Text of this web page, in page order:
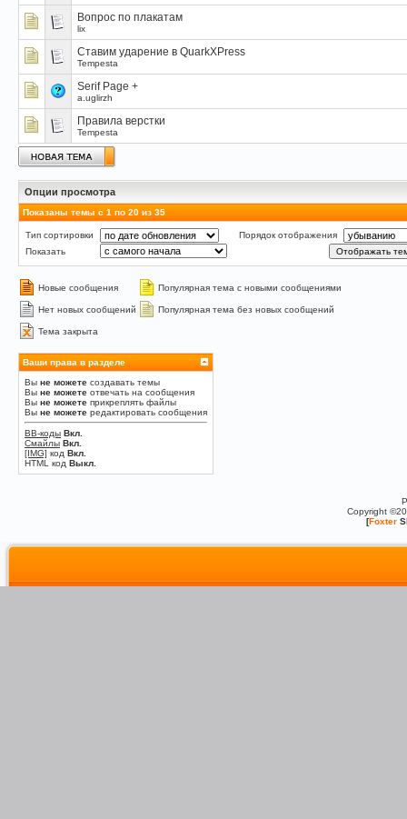
Вопрос по плакатам
lix
Ставим ударение в QuarkXPress
Tempesta
Serif Page +
a.uglirzh
Правила верстки
Tempesta
Опции просмотра
Показаны темы с 1 по 20 из 35
Тип сортировки
Порядок отображения
Показать
Новые сообщения Популярная тема с новыми сообщениями
Нет новых сообщений Популярная тема без новых сообщений
Тема закрыта
Ваши права в разделе
Вы не можете создавать темы
Вы не можете отвечать на сообщения
Вы не можете прикреплять файлы
Вы не можете редактировать сообщения
BB-коды Вкл.
Смайлы Вкл.
[IMG] код Вкл.
HTML код Выкл.
Copyright
[Foxter